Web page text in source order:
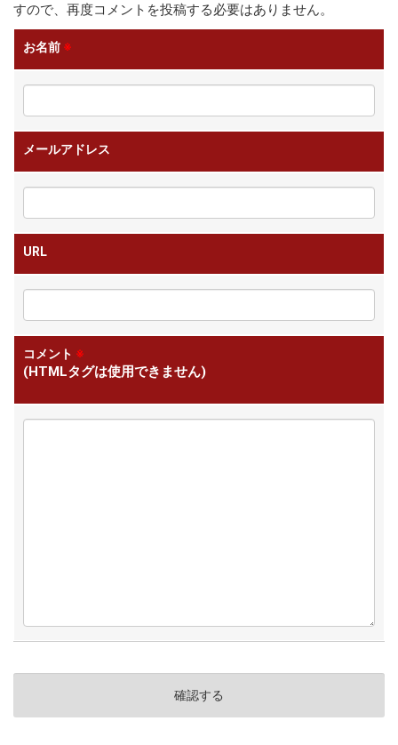
すので、再度コメントを投稿する必要はありません。
お名前 ※
メールアドレス
URL
コメント ※
(HTMLタグは使用できません)